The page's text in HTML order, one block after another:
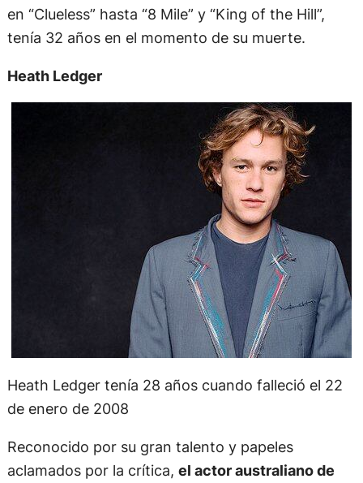
en “Clueless” hasta “8 Mile” y “King of the Hill”,
tenía 32 años en el momento de su muerte.
Heath Ledger
Heath Ledger tenía 28 años cuando falleció el 22
de enero de 2008
Reconocido por su gran talento y papeles
aclamados por la crítica, el actor australiano de